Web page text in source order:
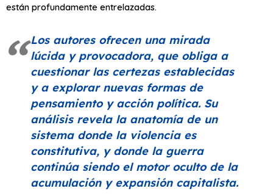
están profundamente entrelazadas.
Los autores ofrecen una mirada
lúcida y provocadora, que obliga a
cuestionar las certezas establecidas
y a explorar nuevas formas de
pensamiento y acción política. Su
análisis revela la anatomía de un
sistema donde la violencia es
constitutiva, y donde la guerra
continúa siendo el motor oculto de la
acumulación y expansión capitalista.